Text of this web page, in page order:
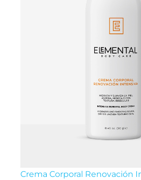
Crema Corporal Renovación